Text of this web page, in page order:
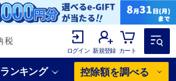
ログイン 新規登録 カート
ランキング 控除額を調べる